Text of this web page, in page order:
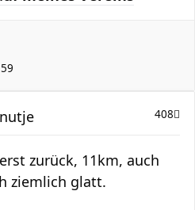
408
zurück, 11km, auch
ziemlich glatt.